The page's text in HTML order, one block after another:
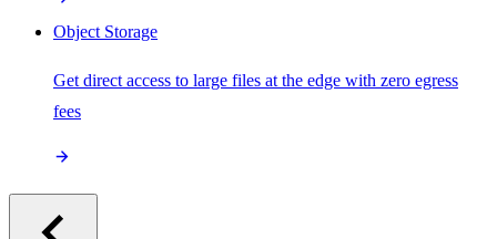
Object Storage
Get direct access to large files at the edge with zero egress
fees